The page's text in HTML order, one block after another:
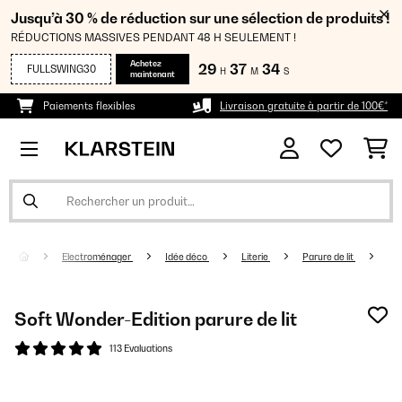
Jusqu’à 30 % de réduction sur une sélection de produits !
RÉDUCTIONS MASSIVES PENDANT 48 H SEULEMENT !
FULLSWING30
Achetez
maintenant
29 H 37 M 34 S
Paiements flexibles Livraison gratuite à partir de 100€*
Electroménager Idée déco Literie Parure de lit
Soft Wonder-Edition parure de lit
113 Evaluations